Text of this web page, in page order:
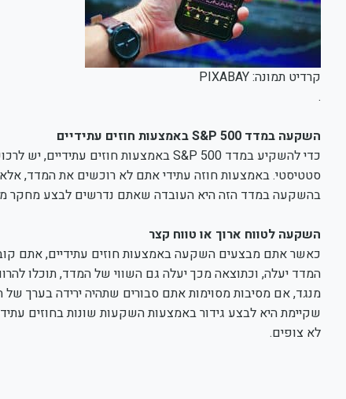
קרדיט תמונה: PIXABAY
.
השקעה במדד S&P 500באמצעות חוזים עתידיים
סטטיסטי. באמצעות חוזה עתידי אתם לא רוכשים את המדד, אלא
בהשקעה במדד הזה היא העובדה שאתם נדרשים לבצע מחקר
השקעה לטווח ארוך או טווח קצר
כאשר אתם מבצעים השקעה באמצעות חוזים עתידיים, אתם
המדד יעלה, וכתוצאה מכך יעלה גם השווי של המדד, תוכלו
מנגד, אם מסיבות מסוימות אתם סבורים שתהיה ירידה בערך של
שקיימת היא לבצע גידור באמצעות השקעות שונות בחוזים
לא צופים.